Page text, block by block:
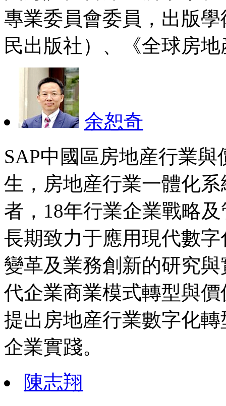
專業委員會委員，出版
民出版社）、《全球房
余恕奇
SAP中國區房地産行業
生，房地産行業一體化
者，18年行業企業戰略
長期致力于應用現代數
變革及業務創新的研究
代企業商業模式轉型與
提出房地産行業數字化
企業實踐。
陳志翔